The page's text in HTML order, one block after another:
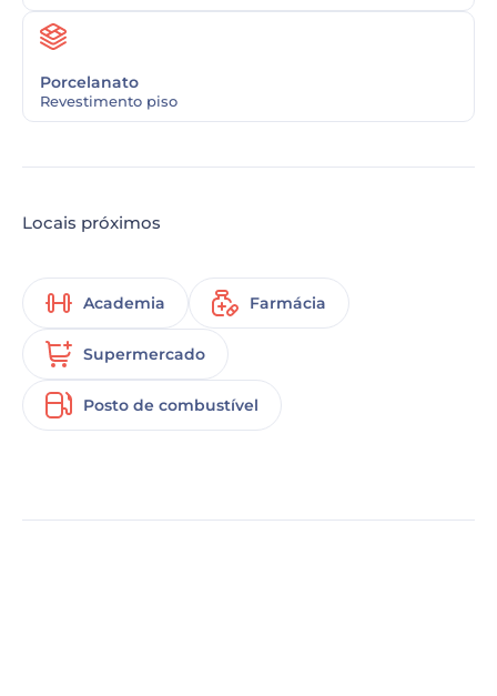
Porcelanato
Revestimento piso
Locais próximos
Academia Farmácia
Supermercado
Posto de combustível